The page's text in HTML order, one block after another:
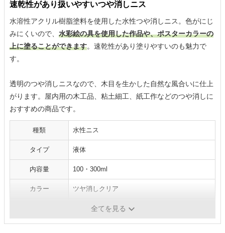
速乾性があり扱いやすいつや消しニス
水溶性アクリル樹脂塗料を使用した水性つや消しニス。色がにじ
みにくいので、 水彩絵の具を使用した作品や、ポスターカラーの
上に塗ることができます。速乾性があり塗りやすいのも魅力で
す。
透明のつや消しニスなので、木目を生かした自然な風合いに仕上
がります。屋内用の木工品、粘土細工、紙工作などのつや消しに
おすすめの商品です。
種類 水性ニス
タイプ 液体
内容量 100・300ml
カラー ツヤ消しクリア
全てを見る